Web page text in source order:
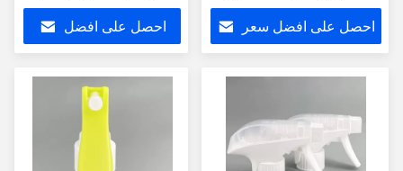
للحديقة
احصل على افضل احصل على افضل سعر